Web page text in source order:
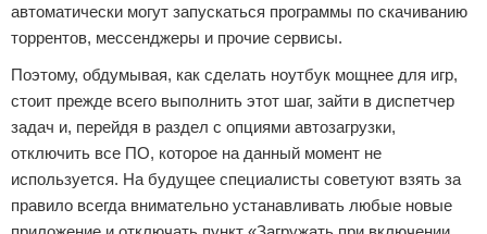
автоматически могут запускаться программы по скачиванию
торрентов, мессенджеры и прочие сервисы.
Поэтому, обдумывая, как сделать ноутбук мощнее для игр,
стоит прежде всего выполнить этот шаг, зайти в диспетчер
задач и, перейдя в раздел с опциями автозагрузки,
отключить все ПО, которое на данный момент не
используется. На будущее специалисты советуют взять за
правило всегда внимательно устанавливать любые новые